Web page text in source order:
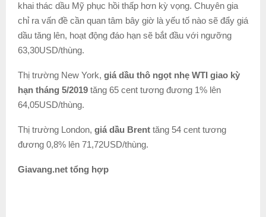
khai thác dầu Mỹ phục hồi thấp hơn kỳ vọng. Chuyên gia
chỉ ra vấn đề cần quan tâm bây giờ là yếu tố nào sẽ đẩy giá
dầu tăng lên, hoạt động đáo hạn sẽ bắt đầu với ngưỡng
63,30USD/thùng.
Thị trường New York, giá dầu thô ngọt nhẹ WTI giao kỳ
hạn tháng 5/2019 tăng 65 cent tương đương 1% lên
64,05USD/thùng.
Thị trường London, giá dầu Brent tăng 54 cent tương
đương 0,8% lên 71,72USD/thùng.
Giavang.net tổng hợp